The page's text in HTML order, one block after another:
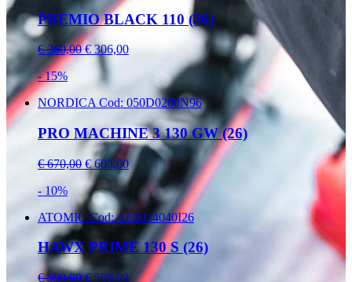
PREMIO BLACK 110 (26)
€ 360,00 € 306,00
- 15%
NORDICA Cod: 050D0200N96
PRO MACHINE 3 130 GW (26)
€ 670,00 € 603,00
- 10%
ATOMIC Cod: AE5034040I26
HAWX PRIME 130 S (26)
€ 599,99 € 509,99